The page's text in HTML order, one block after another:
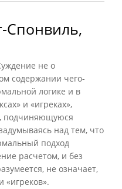
Спонвиль,
не о
содержании чего-
логике и в
и «игреках»,
подчиняющуюся
над тем, что
подход
расчетом, и без
не означает,
«игреков».